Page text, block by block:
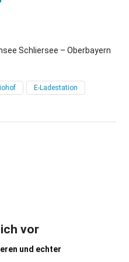
Schliersee – Oberbayern
E-Ladestation
vor
und echter